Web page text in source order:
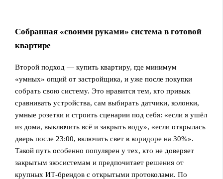
Собранная «своими руками» система в готовой
квартире
Второй подход — купить квартиру, где минимум
«умных» опций от застройщика, и уже после покупки
собрать свою систему. Это нравится тем, кто привык
сравнивать устройства, сам выбирать датчики, колонки,
умные розетки и строить сценарии под себя: «если я ушёл
из дома, выключить всё и закрыть воду», «если открылась
дверь после 23:00, включить свет в коридоре на 30%».
Такой путь особенно популярен у тех, кто не доверяет
закрытым экосистемам и предпочитает решения от
крупных ИТ‑брендов с открытыми протоколами. По